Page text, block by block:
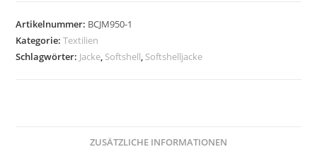
NAVY
Menge
Artikelnummer: BCJM950-1
Kategorie:Textilien
Schlagwörter: Jacke, Softshell, Softshelljacke
ZUSÄTZLICHE INFORMATIONEN